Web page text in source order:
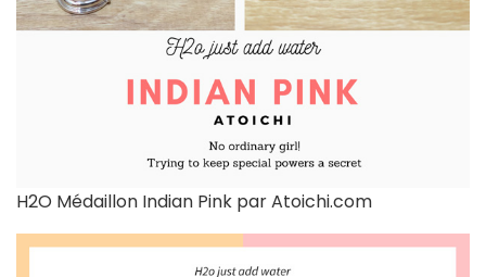
H2O Médaillon Indian Pink par Atoichi.com